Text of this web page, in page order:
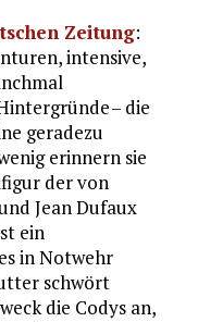
Zeitung:
intensive,
– die
geradezu
erinnern sie
der von
Jean Dufaux
ein
in Notwehr
schwört
die Codys an,